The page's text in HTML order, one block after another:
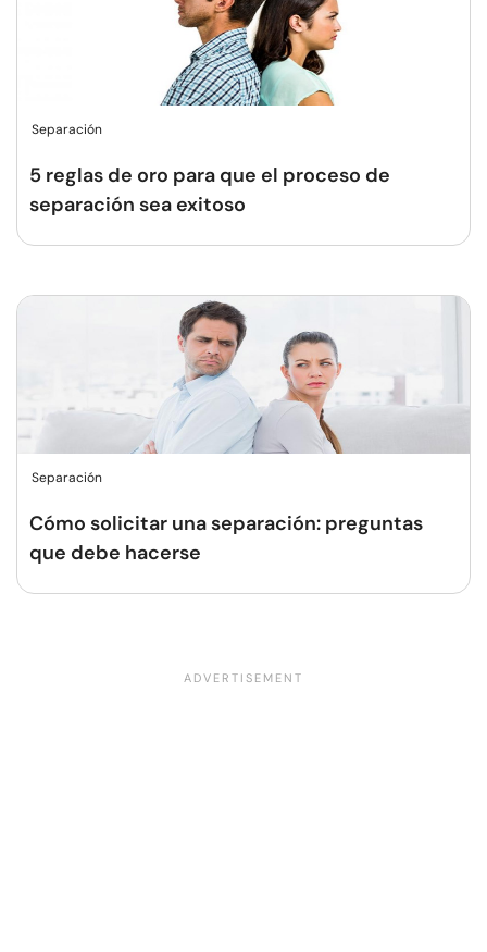
Separación
5 reglas de oro para que el proceso de
separación sea exitoso
Separación
Cómo solicitar una separación: preguntas
que debe hacerse